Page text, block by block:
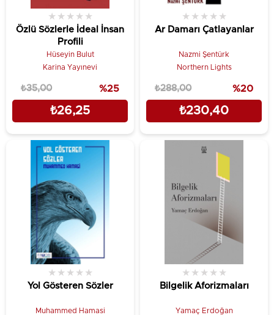
Özlü Sözlerle İdeal İnsan
Profili
★ ★ ★ ★ ★
Hüseyin Bulut
Karina Yayınevi
₺26,25
₺35,00 %25
Ar Damarı Çatlayanlar
★ ★ ★ ★ ★
Nazmi Şentürk
Northern Lights
₺230,40
₺288,00 %20
Yol Gösteren Sözler
★ ★ ★ ★ ★
Muhammed Hamasi
Bilgelik Aforizmaları
★ ★ ★ ★ ★
Yamaç Erdoğan